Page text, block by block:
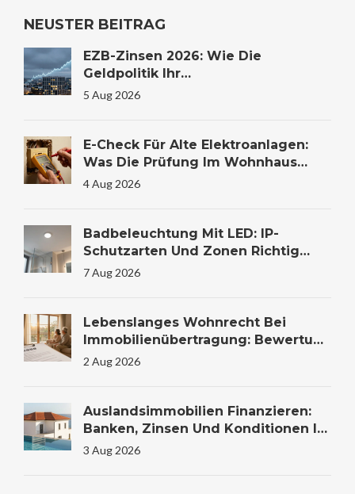
NEUSTER BEITRAG
EZB-Zinsen 2026: Wie Die
Geldpolitik Ihr
Immobilienkaufverhalten
5 Aug 2026
E-Check Für Alte Elektroanlagen:
Was Die Prüfung Im Wohnhaus
Wirklich Kostet Und Warum Sie
4 Aug 2026
Badbeleuchtung Mit LED: IP-
Schutzarten Und Zonen Richtig
Wählen
7 Aug 2026
Lebenslanges Wohnrecht Bei
Immobilienübertragung: Bewertung
Und Steuer
2 Aug 2026
Auslandsimmobilien Finanzieren:
Banken, Zinsen Und Konditionen Im
Vergleich
3 Aug 2026